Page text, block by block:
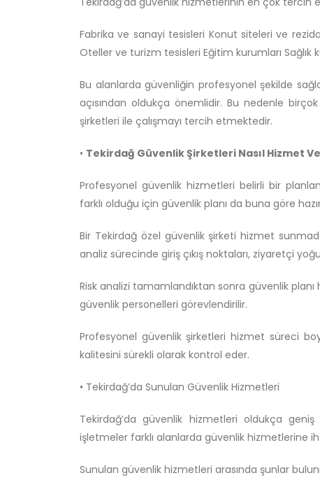
Fabrika ve sanayi tesisleri Konut siteleri ve
Oteller ve turizm tesisleri Eğitim kurumları Sağlık
Bu alanlarda güvenliğin profesyonel şekilde
açısından oldukça önemlidir. Bu nedenle
şirketleri ile çalışmayı tercih etmektedir.
• Tekirdağ Güvenlik Şirketleri Nasıl Hizmet
Profesyonel güvenlik hizmetleri belirli bir
farklı olduğu için güvenlik planı da buna göre
Bir Tekirdağ özel güvenlik şirketi hizmet
analiz sürecinde giriş çıkış noktaları, ziyaretçi
Risk analizi tamamlandıktan sonra güvenlik
güvenlik personelleri görevlendirilir.
Profesyonel güvenlik şirketleri hizmet süreci
kalitesini sürekli olarak kontrol eder.
• Tekirdağ’da Sunulan Güvenlik Hizmetleri
Tekirdağ’da güvenlik hizmetleri oldukça
işletmeler farklı alanlarda güvenlik hizmetlerine
Sunulan güvenlik hizmetleri arasında şunlar